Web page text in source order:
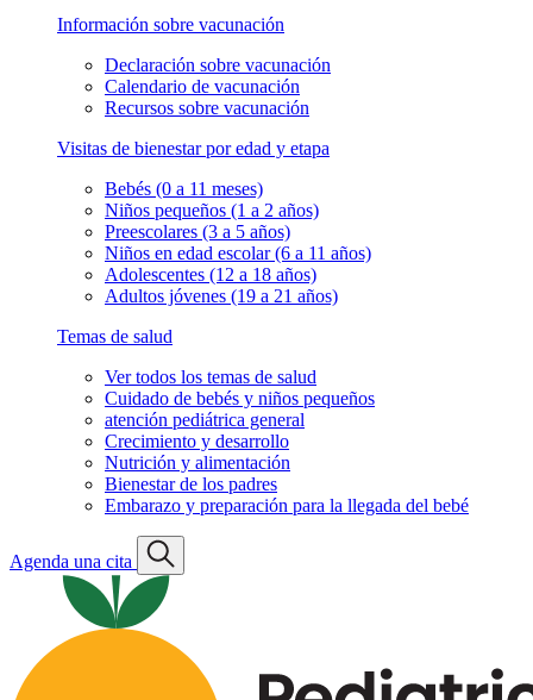
Información sobre vacunación
Declaración sobre vacunación
Calendario de vacunación
Recursos sobre vacunación
Visitas de bienestar por edad y etapa
Bebés (0 a 11 meses)
Niños pequeños (1 a 2 años)
Preescolares (3 a 5 años)
Niños en edad escolar (6 a 11 años)
Adolescentes (12 a 18 años)
Adultos jóvenes (19 a 21 años)
Temas de salud
Ver todos los temas de salud
Cuidado de bebés y niños pequeños
atención pediátrica general
Crecimiento y desarrollo
Nutrición y alimentación
Bienestar de los padres
Embarazo y preparación para la llegada del bebé
Agenda una cita